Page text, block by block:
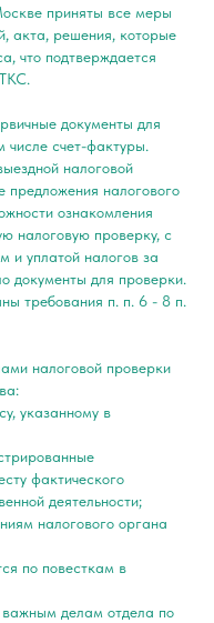
приняты все меры
акта, решения, которые
что подтверждается
документы для
числе счет-фактуры.
налоговой
предложения налогового
ознакомления
налоговую проверку, с
и уплатой налогов за
документы для проверки.
требования п. п. 6 - 8 п.
налоговой проверки
указанному в
фактического
деятельности;
налогового органа
по повесткам в
важным делам отдела по